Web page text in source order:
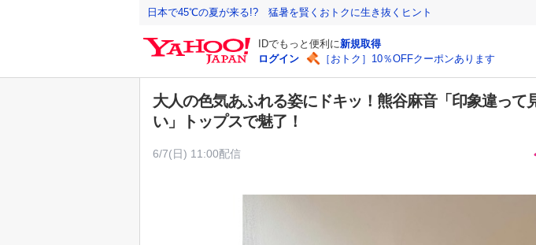
日本で45℃の夏が来る!? 猛暑を賢くおトクに生き抜くヒント
IDでもっと便利に新規取得
ログイン
［おトク］10％OFFクーポンあります
大人の色気あふれる姿にドキッ！熊谷麻音「印象違って
い」トップスで魅了！
6/7(日) 11:00配信